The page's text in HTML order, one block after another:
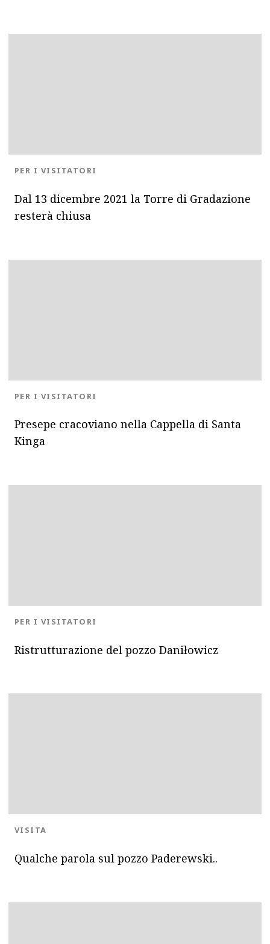
Dal 13 dicembre 2021 la Torre di Gradazione
resterà chiusa
BLOG.CATEGORY
PER I VISITATORI
Presepe cracoviano nella Cappella di Santa
Kinga
BLOG.CATEGORY
PER I VISITATORI
Ristrutturazione del pozzo Daniłowicz
BLOG.CATEGORY
PER I VISITATORI
Qualche parola sul pozzo Paderewski..
BLOG.CATEGORY
VISITA
OK